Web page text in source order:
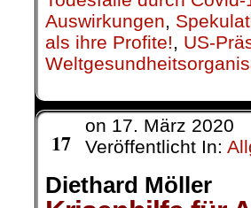
März
17
on 17. März 2020
Veröffentlicht In:
Diethard Möller
Krisenhilfe für
Arbeitslose,
für das Kapital!